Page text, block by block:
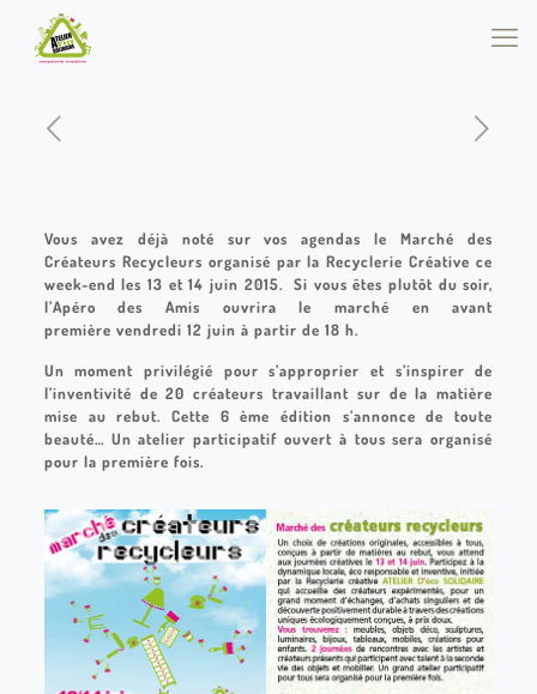
Vous avez déjà noté sur vos agendas le Marché des
Créateurs Recycleurs organisé par la Recyclerie Créative ce
week-end les 13 et 14 juin 2015. Si vous êtes plutôt du soir,
l’Apéro des Amis ouvrira le marché en avant
première vendredi 12 juin à partir de 18 h.
Un moment privilégié pour s’approprier et s’inspirer de
l’inventivité de 20 créateurs travaillant sur de la matière
mise au rebut. Cette 6 ème édition s’annonce de toute
beauté… Un atelier participatif ouvert à tous sera organisé
pour la première fois.